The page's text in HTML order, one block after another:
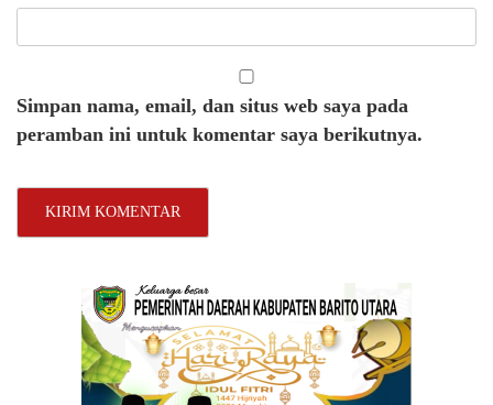
Simpan nama, email, dan situs web saya pada
peramban ini untuk komentar saya berikutnya.